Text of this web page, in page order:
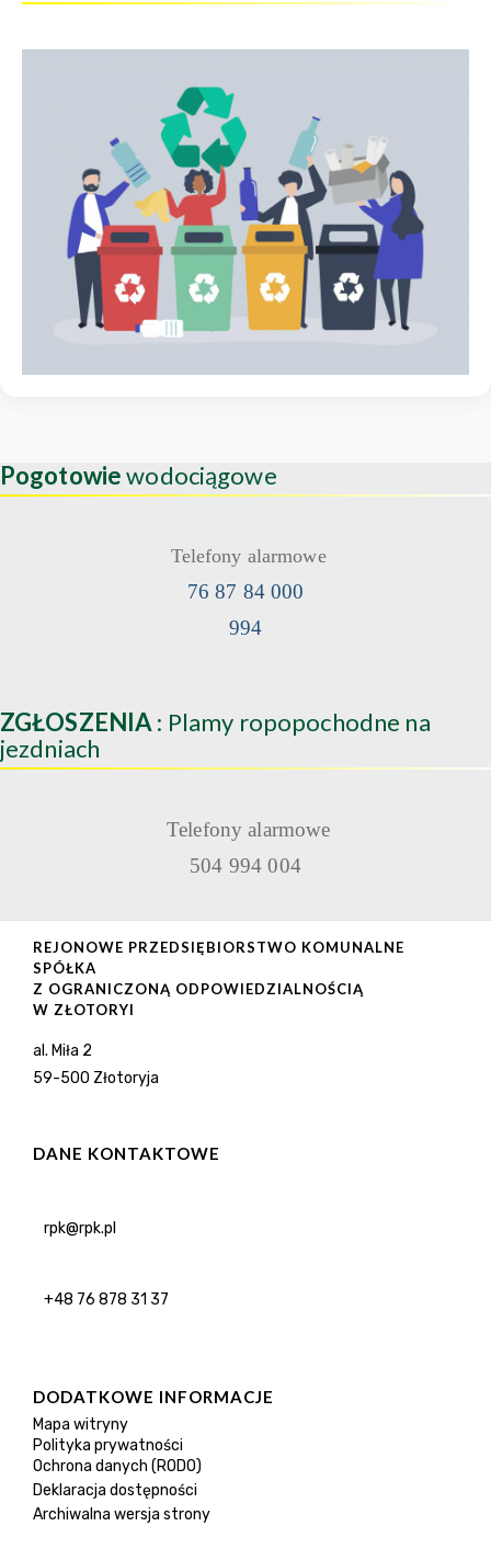
Pogotowiewodociągowe
Telefony alarmowe
76 87 84 000
994
ZGŁOSZENIA : Plamy ropopochodne na
jezdniach
Telefony alarmowe
504 994 004
REJONOWE PRZEDSIĘBIORSTWO KOMUNALNE
SPÓŁKA
Z OGRANICZONĄ ODPOWIEDZIALNOŚCIĄ
W ZŁOTORYI
al. Miła 2
59-500 Złotoryja
DANE KONTAKTOWE
rpk@rpk.pl
+48 76 878 31 37
DODATKOWE INFORMACJE
Mapa witryny
Polityka prywatności
Ochrona danych (RODO)
Deklaracja dostępności
Archiwalna wersja strony